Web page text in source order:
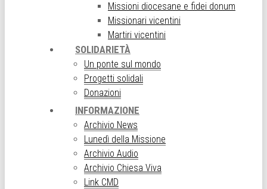
Missioni diocesane e fidei donum
Missionari vicentini
Martiri vicentini
SOLIDARIETÀ
Un ponte sul mondo
Progetti solidali
Donazioni
INFORMAZIONE
Archivio News
Lunedì della Missione
Archivio Audio
Archivio Chiesa Viva
Link CMD